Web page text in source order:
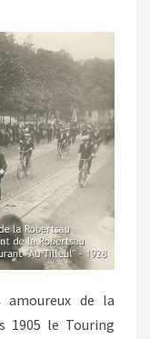
amoureux de la
1905 le Touring